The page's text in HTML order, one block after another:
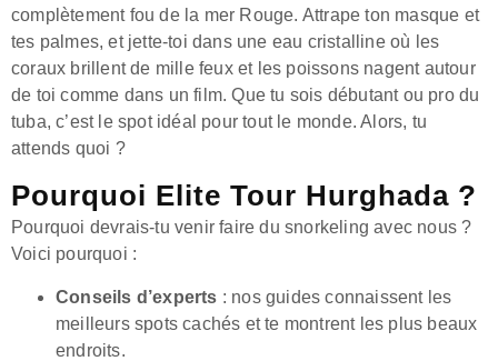
complètement fou de la mer Rouge. Attrape ton masque et
tes palmes, et jette-toi dans une eau cristalline où les
coraux brillent de mille feux et les poissons nagent autour
de toi comme dans un film. Que tu sois débutant ou pro du
tuba, c’est le spot idéal pour tout le monde. Alors, tu
attends quoi ?
Pourquoi Elite Tour Hurghada ?
Pourquoi devrais-tu venir faire du snorkeling avec nous ?
Voici pourquoi :
Conseils d’experts : nos guides connaissent les
meilleurs spots cachés et te montrent les plus beaux
endroits.